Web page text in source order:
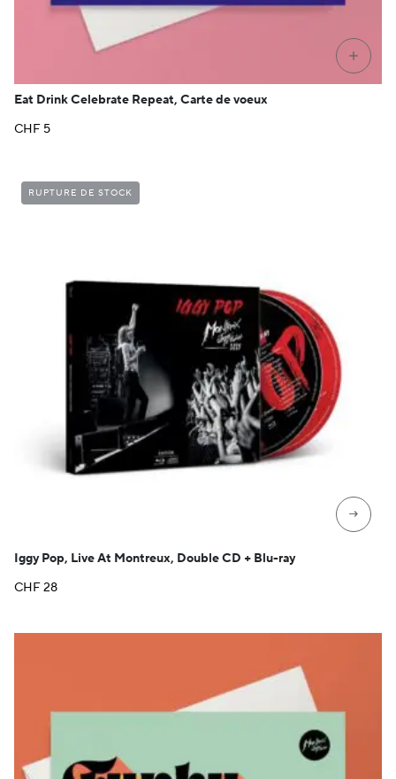
+
Eat Drink Celebrate Repeat, Carte de voeux
CHF 5
→
RUPTURE DE STOCK
Iggy Pop, Live At Montreux, Double CD + Blu-ray
CHF28